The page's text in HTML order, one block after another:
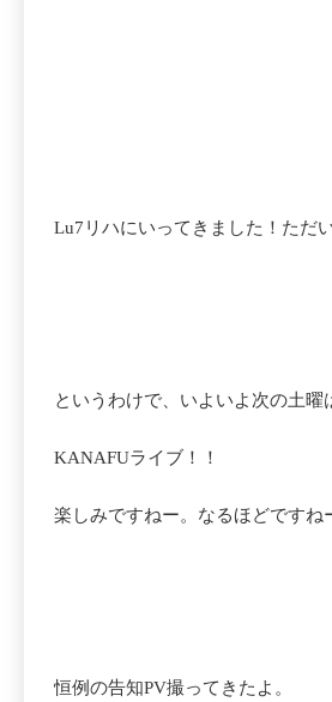
Lu7リハにいってきました！ただ
というわけで、いよいよ次の土曜
KANAFUライブ！！
楽しみですねー。なるほどですね
恒例の告知PV撮ってきたよ。